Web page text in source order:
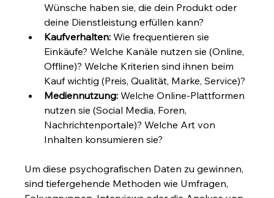
Wünsche haben sie, die dein Produkt oder
deine Dienstleistung erfüllen kann?
Kaufverhalten: Wie frequentieren sie
Einkäufe? Welche Kanäle nutzen sie (Online,
Offline)? Welche Kriterien sind ihnen beim
Kauf wichtig (Preis, Qualität, Marke, Service)?
Mediennutzung: Welche Online-Plattformen
nutzen sie (Social Media, Foren,
Nachrichtenportale)? Welche Art von
Inhalten konsumieren sie?
Um diese psychografischen Daten zu gewinnen,
sind tiefergehende Methoden wie Umfragen,